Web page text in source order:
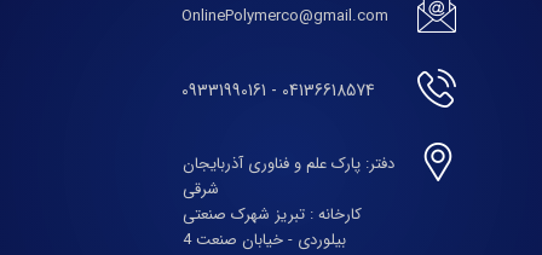
OnlinePolymerco@gmail.com
04136618574 - 09331990161
دفتر: پارک علم و فناوری آذربایجان
شرقی
​​​​​​​کارخانه : تبریز شهرک صنعتی
بیلوردی - خیابان صنعت 4